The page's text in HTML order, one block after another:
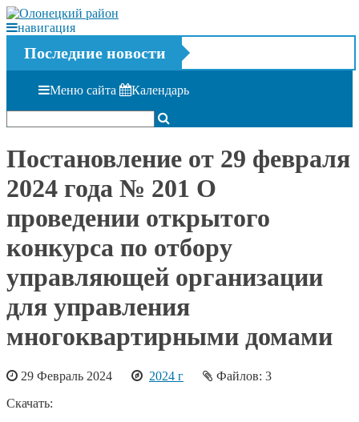
навигация
Последние новости
Меню сайта Календарь
Постановление от 29 февраля
2024 года № 201 О
проведении открытого
конкурса по отбору
управляющей организации
для управления
многоквартирными домами
29 Февраль 2024 2024 г
Файлов: 3
Скачать: